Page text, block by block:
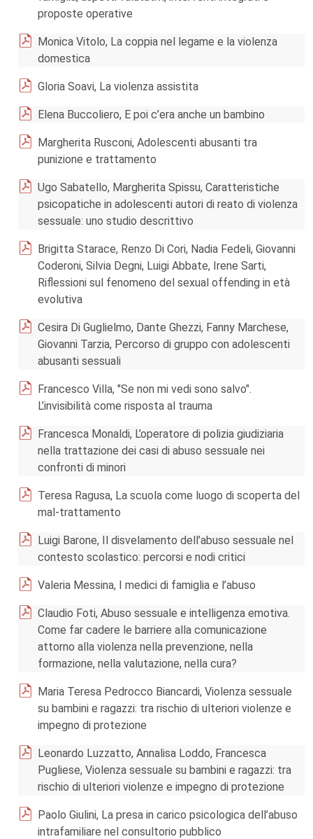
proposte operative
Monica Vitolo, La coppia nel legame e la violenza
domestica
Gloria Soavi, La violenza assistita
Elena Buccoliero, E poi c’era anche un bambino
Margherita Rusconi, Adolescenti abusanti tra
punizione e trattamento
Ugo Sabatello, Margherita Spissu, Caratteristiche
psicopatiche in adolescenti autori di reato di violenza
sessuale: uno studio descrittivo
Brigitta Starace, Renzo Di Cori, Nadia Fedeli, Giovanni
Coderoni, Silvia Degni, Luigi Abbate, Irene Sarti,
Riflessioni sul fenomeno del sexual offending in età
evolutiva
Cesira Di Guglielmo, Dante Ghezzi, Fanny Marchese,
Giovanni Tarzia, Percorso di gruppo con adolescenti
abusanti sessuali
Francesco Villa, "Se non mi vedi sono salvo".
L’invisibilità come risposta al trauma
Francesca Monaldi, L’operatore di polizia giudiziaria
nella trattazione dei casi di abuso sessuale nei
confronti di minori
Teresa Ragusa, La scuola come luogo di scoperta del
mal-trattamento
Luigi Barone, Il disvelamento dell’abuso sessuale nel
contesto scolastico: percorsi e nodi critici
Valeria Messina, I medici di famiglia e l’abuso
Claudio Foti, Abuso sessuale e intelligenza emotiva.
Come far cadere le barriere alla comunicazione
attorno alla violenza nella prevenzione, nella
formazione, nella valutazione, nella cura?
Maria Teresa Pedrocco Biancardi, Violenza sessuale
su bambini e ragazzi: tra rischio di ulteriori violenze e
impegno di protezione
Leonardo Luzzatto, Annalisa Loddo, Francesca
Pugliese, Violenza sessuale su bambini e ragazzi: tra
rischio di ulteriori violenze e impegno di protezione
Paolo Giulini, La presa in carico psicologica dell’abuso
intrafamiliare nel consultorio pubblico